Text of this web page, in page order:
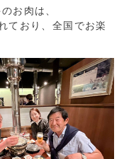
お肉は、
ており、全国でお楽